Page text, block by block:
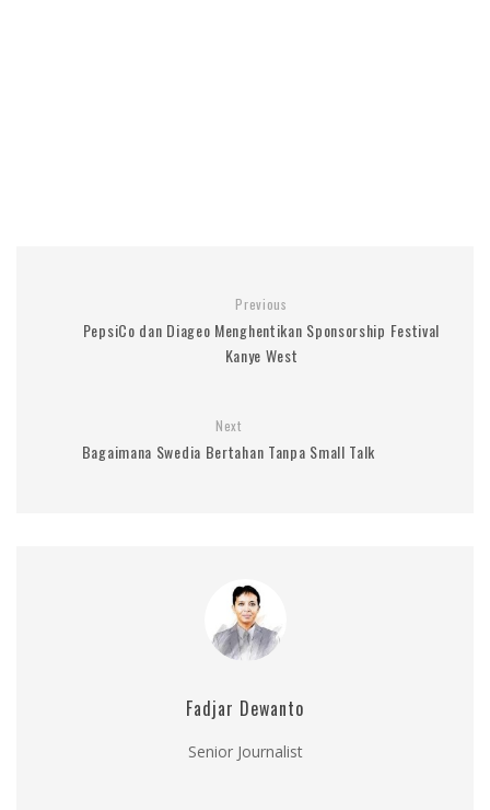
Previous
PepsiCo dan Diageo Menghentikan Sponsorship Festival
Kanye West
Next
Bagaimana Swedia Bertahan Tanpa Small Talk
Fadjar Dewanto
Senior Journalist